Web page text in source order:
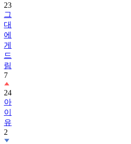
23
그
대
에
게
드
림
7
24
아
이
유
2